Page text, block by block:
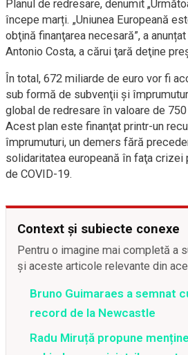
Planul de redresare, denumit
începe marți. „Uniunea Europeană
obţină finanţarea necesară”, a
Antonio Costa, a cărui ţară deţine
În total, 672 miliarde de euro vor fi
sub formă de subvenţii şi
global de redresare în valoare de
Acest plan este finanţat printr-un
împrumuturi, un demers fără
solidaritatea europeană în faţa crizei
de COVID-19.
Context și subiecte conexe
Pentru o imagine mai completă a
și aceste articole relevante din
Bruno Guimaraes a semnat
record de la Newcastle
Radu Miruță propune